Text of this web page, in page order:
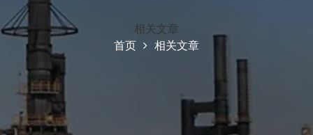
相关文章
首页
相关文章